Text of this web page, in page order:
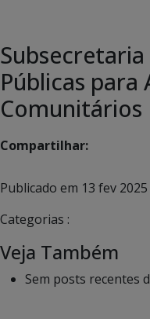
Públicas para
Comunitários
Compartilhar:
Publicado em 13 fev 2025
Categorias :
Veja Também
Sem posts recentes